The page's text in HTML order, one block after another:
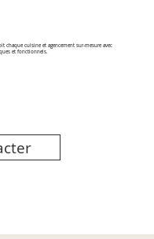
chaque cuisine et agencement sur-mesure avec
et fonctionnels.